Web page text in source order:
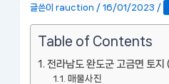
글쓴이rauction /16/01/2023 /
Table of Contents
전라남도 완도군 고금면 토지
매물사진